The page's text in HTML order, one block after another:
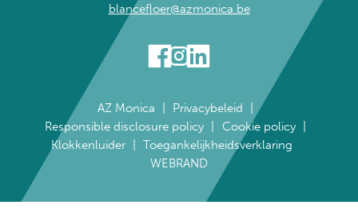
blancefloer@azmonica.be
AZ Monica
Privacybeleid
Responsible disclosure policy
Cookie policy
Klokkenluider
Toegankelijkheidsverklaring
WEBRAND